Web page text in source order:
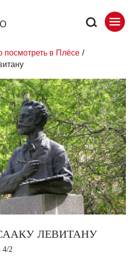
посмотреть в Плёсе /
ЛЕВИТАНУ
4/2